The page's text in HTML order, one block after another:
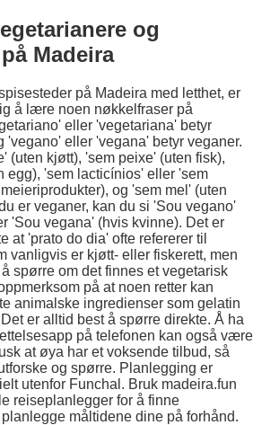
og
Madeira
på Madeira med letthet, er
å lære noen nøkkelfraser på
eller 'vegetariana' betyr
'vegano' eller 'vegana' betyr veganer.
(uten kjøtt), 'sem peixe' (uten fisk),
egg), 'sem lacticínios' eller 'sem
og 'sem mel' (uten
er veganer, kan du si 'Sou vegano'
'Sou vegana' (hvis kvinne). Det er
at 'prato do dia' ofte refererer til
vanligvis er kjøtt- eller fiskerett, men
spørre om det finnes et vegetarisk
på at noen retter kan
animalske ingredienser som gelatin
er alltid best å spørre direkte. Å ha
på telefonen kan også være
at øya har et voksende tilbud, så
og spørre. Planlegging er
utenfor Funchal. Bruk madeira.fun
reiseplanlegger for å finne
måltidene dine på forhånd.